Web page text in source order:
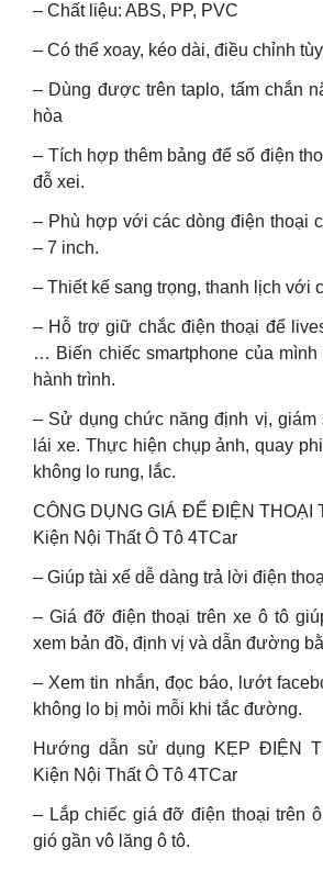
– Chất liệu: ABS, PP, PVC
– Có thể xoay, kéo dài, điều chỉnh
– Dùng được trên taplo, tấm chắn
hòa
– Tích hợp thêm bảng để số điện
đỗ xei.
– Phù hợp với các dòng điện thoại
– 7 inch.
– Thiết kế sang trọng, thanh lịch với
– Hỗ trợ giữ chắc điện thoại để
… Biến chiếc smartphone của mình
hành trình.
– Sử dụng chức năng định vị, giám
lái xe. Thực hiện chụp ảnh, quay
không lo rung, lắc.
CÔNG DỤNG GIÁ ĐỂ ĐIỆN THOẠI
Kiện Nội Thất Ô Tô 4TCar
– Giúp tài xế dễ dàng trả lời điện
– Giá đỡ điện thoại trên xe ô tô
xem bản đồ, định vị và dẫn đường
– Xem tin nhắn, đọc báo, lướt
không lo bị mỏi mỗi khi tắc đường.
Hướng dẫn sử dụng KẸP ĐIỆN
Kiện Nội Thất Ô Tô 4TCar
– Lắp chiếc giá đỡ điện thoại trên
gió gần vô lăng ô tô.